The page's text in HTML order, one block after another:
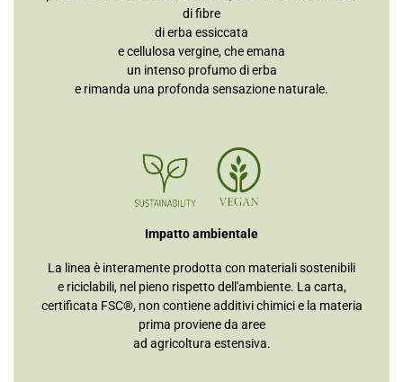
di fibre
di erba essiccata
e cellulosa vergine, che emana
un intenso profumo di erba
e rimanda una profonda sensazione naturale.
Impatto ambientale
La linea è interamente prodotta con materiali sostenibili
e riciclabili, nel pieno rispetto dell'ambiente. La carta,
certificata FSC®, non contiene additivi chimici e la materia
prima proviene da aree
ad agricoltura estensiva.